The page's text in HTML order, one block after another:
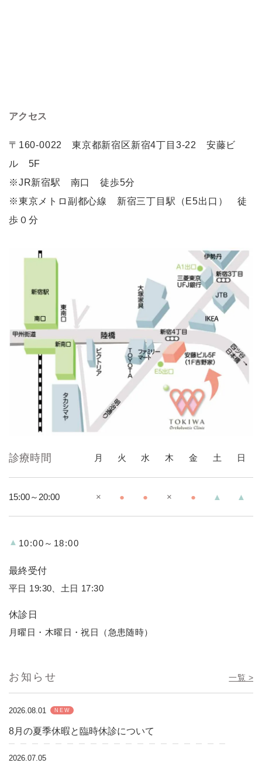
アクセス
〒160-0022 東京都新宿区新宿4丁目3-22 安藤ビ
ル 5F
※JR新宿駅 南口 徒歩5分
※東京メトロ副都心線 新宿三丁目駅（E5出口） 徒
歩０分
診療時間 月 火 水 木 金 土 日
15:00～20:00 × ● ● × ● ▲ ▲
▲ 10:00～18:00
最終受付
平日 19:30、土日 17:30
休診日
月曜日・木曜日・祝日（急患随時）
お知らせ 一覧 >
2026.08.01 NEW
8月の夏季休暇と臨時休診について
2026.07.05